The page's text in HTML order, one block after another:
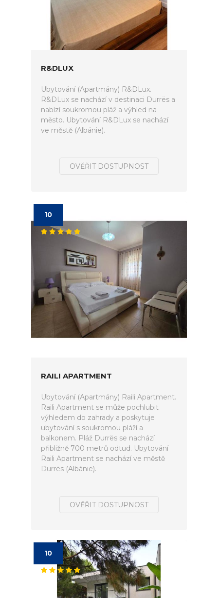
R&DLUX
Ubytování (Apartmány) R&DLux.
R&DLux se nachází v destinaci Durrës a
nabízí soukromou pláž a výhled na
město. Ubytování R&DLux se nachází
ve městě (Albánie).
OVĚŘIT DOSTUPNOST
10
RAILI APARTMENT
Ubytování (Apartmány) Raili Apartment.
Raili Apartment se může pochlubit
výhledem do zahrady a poskytuje
ubytování s soukromou pláží a
balkonem. Pláž Durrës se nachází
přibližně 700 metrů odtud. Ubytování
Raili Apartment se nachází ve městě
Durrës (Albánie).
OVĚŘIT DOSTUPNOST
10